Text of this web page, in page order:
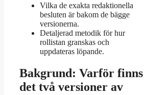
Vilka de exakta redaktionella
besluten är bakom de bägge
versionerna.
Detaljerad metodik för hur
rollistan granskas och
uppdateras löpande.
Bakgrund: Varför finns
det två versioner av